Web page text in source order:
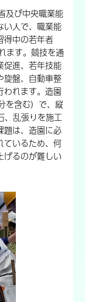
及び中央職業能
い人で、職業能
得中の若年者
ます。競技を通
促進、若年技能
旋盤、自動車整
われます。造園
を含む）で、縦
、乱張りを施工
題は、造園に必
ているため、何
げるのが難しい